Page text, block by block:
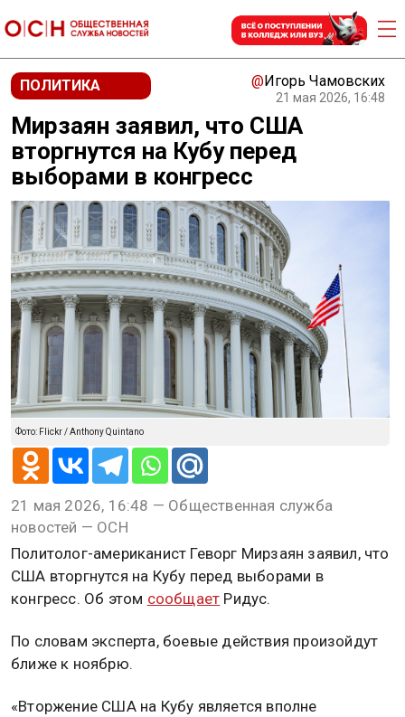
ПОЛИТИКА @Игорь Чамовских
21 мая 2026, 16:48
Мирзаян заявил, что США
вторгнутся на Кубу перед
выборами в конгресс
Фото: Flickr / Anthony Quintano
21 мая 2026, 16:48 — Общественная служба
новостей — ОСН
Политолог-американист Геворг Мирзаян заявил, что
США вторгнутся на Кубу перед выборами в
конгресс. Об этом сообщает Ридус.
По словам эксперта, боевые действия произойдут
ближе к ноябрю.
«Вторжение США на Кубу является вполне